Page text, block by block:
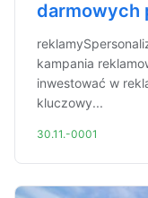
darmowych
kampania
inwestować w
kluczowy...
30.11.-0001